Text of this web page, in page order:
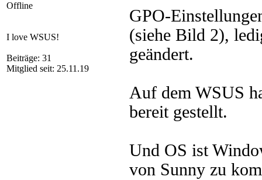
Offline
I love WSUS!
Beiträge: 31
Mitglied seit: 25.11.19
GPO-
(siehe Bild 2),
geändert.
Auf dem WSUS
bereit gestellt.
Und OS ist
von Sunny zu